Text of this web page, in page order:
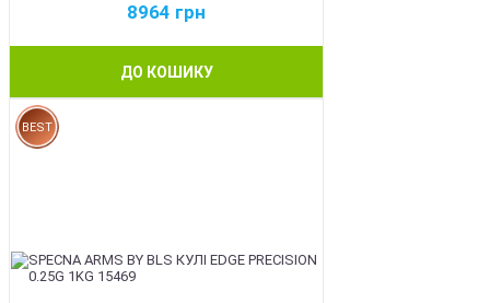
8964 грн
ДО КОШИКУ
BEST